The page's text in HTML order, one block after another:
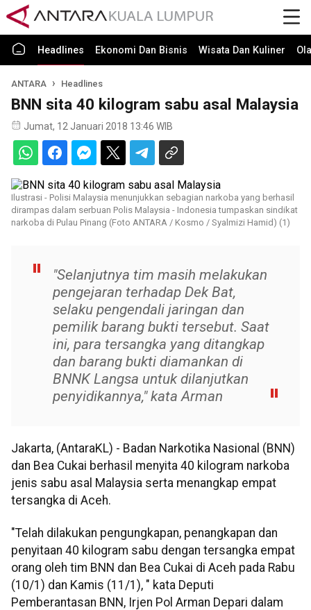
Headlines Ekonomi Dan Bisnis Wisata Dan Kuliner
ANTARA Headlines
BNN sita 40 kilogram sabu asal Malaysia
Jumat, 12 Januari 2018 13:46 WIB
Ilustrasi - Polisi Malaysia menunjukkan sebagian narkoba yang berhasil
dirampas dalam serbuan Polis Malaysia - Indonesia tumpaskan sindikat
narkoba di Pulau Pinang (Foto ANTARA / Kosmo / Syalmizi Hamid) (1)
"Selanjutnya tim masih melakukan
pengejaran terhadap Dek Bat,
selaku pengendali jaringan dan
pemilik barang bukti tersebut. Saat
ini, para tersangka yang ditangkap
dan barang bukti diamankan di
BNNK Langsa untuk dilanjutkan
penyidikannya," kata Arman
Jakarta, (AntaraKL) - Badan Narkotika Nasional (BNN)
dan Bea Cukai berhasil menyita 40 kilogram narkoba
jenis sabu asal Malaysia serta menangkap empat
tersangka di Aceh.
"Telah dilakukan pengungkapan, penangkapan dan
penyitaan 40 kilogram sabu dengan tersangka empat
orang oleh tim BNN dan Bea Cukai di Aceh pada Rabu
(10/1) dan Kamis (11/1), " kata Deputi
Pemberantasan BNN, Irjen Pol Arman Depari dalam